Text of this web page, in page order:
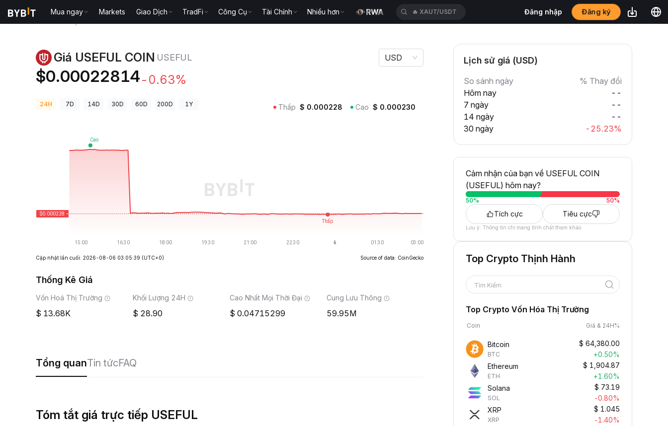
Mua ngay Markets Giao Dịch TradFi Công Cụ Tài Chính Nhiều hơn 🔥 XAUT/USDT Đăng nhập Đăng ký
Giá USEFUL COIN USEFUL
$0.00022814-0.63%
USD
24H 7D 14D 30D 60D 200D 1Y Thấp $ 0.000228 Cao $ 0.000230
Cập nhật lần cuối: 2026-08-06 03:05:39 (UTC+0) Source of data: CoinGecko
Thống Kê Giá
Vốn Hoá Thị Trường
13.68K
Khối Lượng 24H
28.90
Cao Nhất Mọi Thời Đại
0.04715299
Cung Lưu Thông
59.95M
Tổng quanTin tứcFAQ
Tóm tắt giá trực tiếp USEFUL
Lịch sử giá (USD)
So sánh ngày
% Thay đổi
Hôm nay
--
7 ngày
--
14 ngày
--
30 ngày
-25.23%
Cảm nhận của bạn về USEFUL COIN
(USEFUL) hôm nay?
50% 50%
Tích cực Tiêu cực
Lưu ý: Thông tin chỉ mang tính chất tham khảo.
Top Crypto Thịnh Hành
Tìm Kiếm
Top Crypto Vốn Hóa Thị Trường
Coin Giá & 24H%
Bitcoin
BTC
$ 64,380.00
+0.50%
Ethereum
ETH
$ 1,904.87
+1.60%
Solana
SOL
$ 73.19
-0.80%
XRP
XRP
$ 1.045
-1.40%